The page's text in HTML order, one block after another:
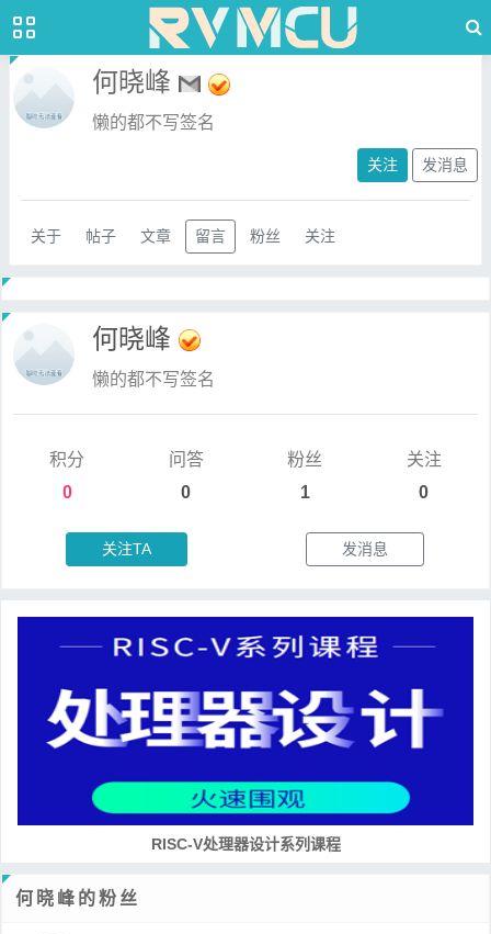
何晓峰
懒的都不写签名
关注 发消息
关于 帖子 文章 留言 粉丝 关注
何晓峰
懒的都不写签名
积分
0
问答
0
粉丝
1
关注
0
关注TA 发消息
RISC-V处理器设计系列课程
何晓峰的粉丝